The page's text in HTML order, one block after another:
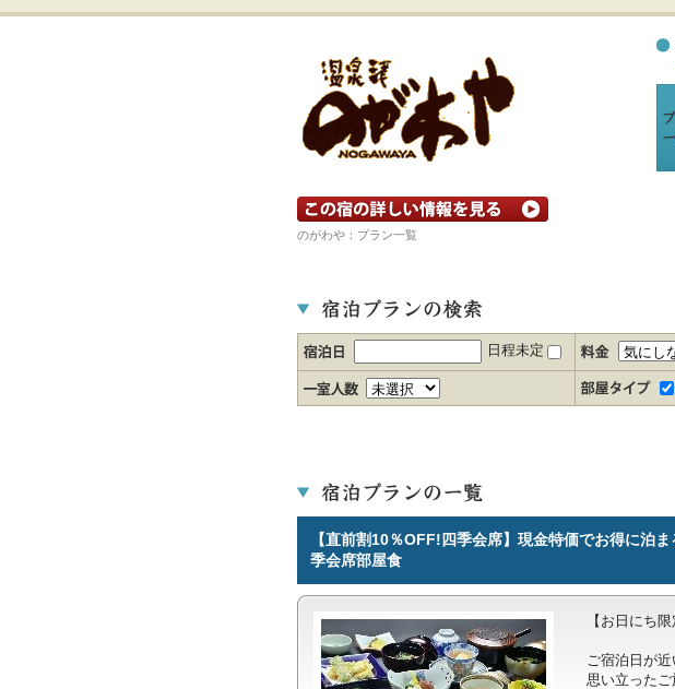
宿の詳細ホームページを見る
のがわや：プラン一覧
日程未定
【直前割10％OFF!四季会席】現金特価でお得に泊
季会席部屋食
【お日にち
ご宿泊日が近
思い立った